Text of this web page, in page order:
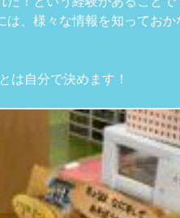
、様々な情報を知ってお
は自分で決めます！